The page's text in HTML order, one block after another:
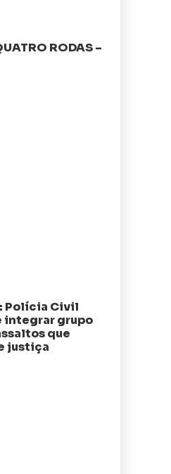
RODAS –
Polícia Civil
integrar grupo
que
justiça